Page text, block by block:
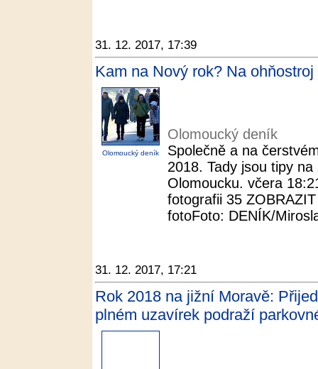
31. 12. 2017, 17:39
Kam na Nový rok? Na
Olomoucký deník
Olomoucký deník
Společně a na
2018. Tady jsou tipy
Olomoucku. včera
fotografii 35
fotoFoto: DENÍK/
31. 12. 2017, 17:21
Rok 2018 na jižní Moravě:
plném uzavírek podraží